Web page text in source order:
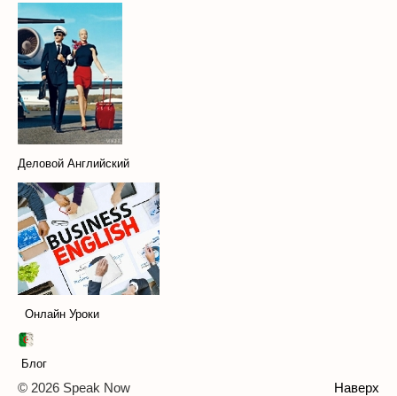
Деловой Английский
Онлайн Уроки
Блог
Наверх
© 2026 Speak Now